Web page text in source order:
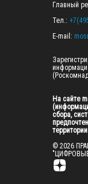
Главный
Тел.:
E-mail:
На сайте
сбора,
© 2026